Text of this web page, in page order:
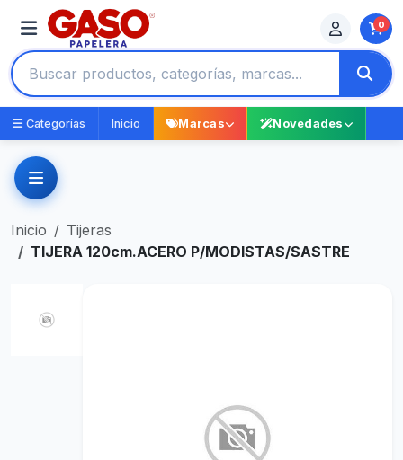
0
Categorías Inicio Marcas Novedades
Inicio
Tijeras
TIJERA 120cm.ACERO P/MODISTAS/SASTRE